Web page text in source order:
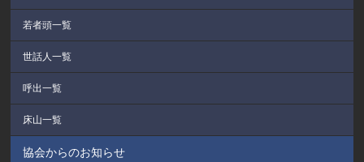
若者頭一覧
世話人一覧
呼出一覧
床山一覧
協会からのお知らせ